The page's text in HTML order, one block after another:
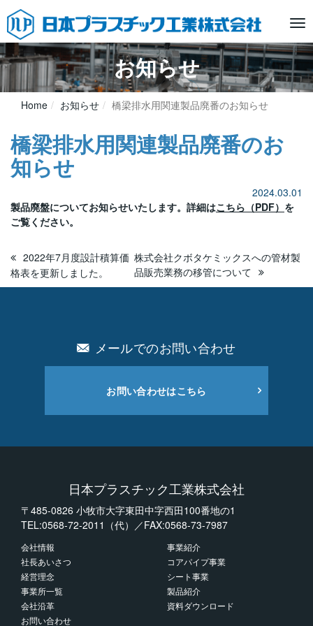
お知らせ
Home お知らせ 橋梁排水用関連製品廃番のお知らせ
橋梁排水用関連製品廃番のお
知らせ
2024.03.01
製品廃盤についてお知らせいたします。詳細はこちら（PDF） を
ご覧ください。
2022年7月度設計積算価
格表を更新しました。
株式会社クボタケミックスへの管材製
品販売業務の移管について
メールでのお問い合わせ
お問い合わせはこちら
日本プラスチック工業株式会社
〒485-0826 小牧市大字東田中字西田100番地の1
TEL:0568-72-2011（代）／FAX:0568-73-7987
会社情報
社長あいさつ
経営理念
事業所一覧
会社沿革
事業紹介
コアパイプ事業
シート事業
製品紹介
資料ダウンロード
お問い合わせ